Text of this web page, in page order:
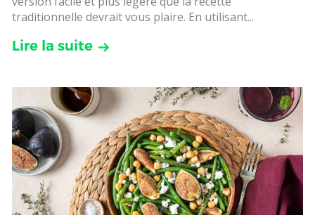
traditionnelle devrait vous plaire. En utilisant...
Lire la suite